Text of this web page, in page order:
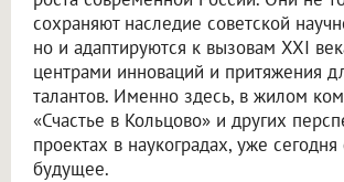
сохраняют наследие советской
но и адаптируются к вызовам XXI
центрами инноваций и притяжения
талантов. Именно здесь, в жилом
«Счастье в Кольцово» и других
проектах в наукоградах, уже
будущее.